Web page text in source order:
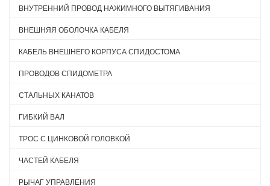
ВНУТРЕННИЙ ПРОВОД НАЖИМНОГО ВЫТЯГИВАНИЯ
ВНЕШНЯЯ ОБОЛОЧКА КАБЕЛЯ
КАБЕЛЬ ВНЕШНЕГО КОРПУСА СПИДОСТОМА
ПРОВОДОВ СПИДОМЕТРА
СТАЛЬНЫХ КАНАТОВ
ГИБКИЙ ВАЛ
ТРОС С ЦИНКОВОЙ ГОЛОВКОЙ
ЧАСТЕЙ КАБЕЛЯ
РЫЧАГ УПРАВЛЕНИЯ